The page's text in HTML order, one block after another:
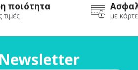
ποιότητα
τιμές με
Newsletter